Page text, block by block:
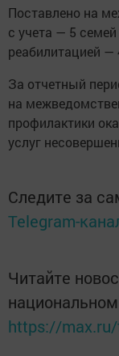
Поставлено на
с учета — 5
реабилитацией —
За отчетный
на
профилактики
услуг
Следите за
Telegram-
Читайте
https://